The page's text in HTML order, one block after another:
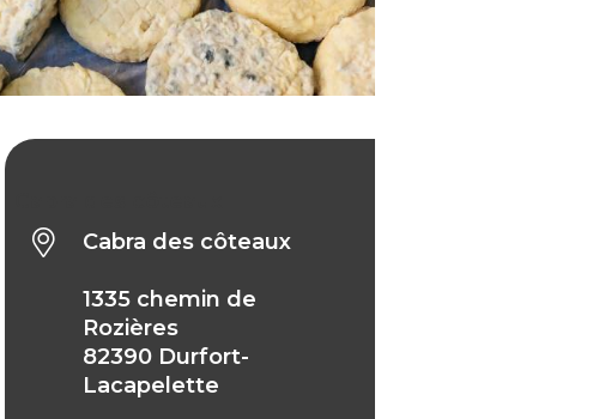
Cabra des côteaux
1335 chemin de
Rozières
82390 Durfort-
Lacapelette